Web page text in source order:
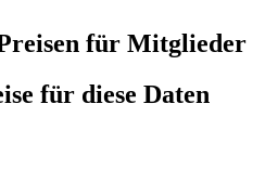
für Mitglieder
für diese Daten